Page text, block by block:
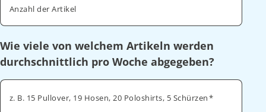
Anzahl der Artikel
Wie viele von welchem Artikeln werden
durchschnittlich pro Woche abgegeben?
z. B. 15 Pullover, 19 Hosen, 20 Poloshirts, 5 Schürzen